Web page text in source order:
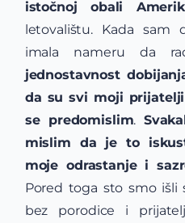
istočnoj obali
letovalištu. Kada
imala nameru da
jednostavnost
da su svi moji
se predomislim.
mislim da je to
moje odrastanje i
Pored toga sto smo
bez porodice i